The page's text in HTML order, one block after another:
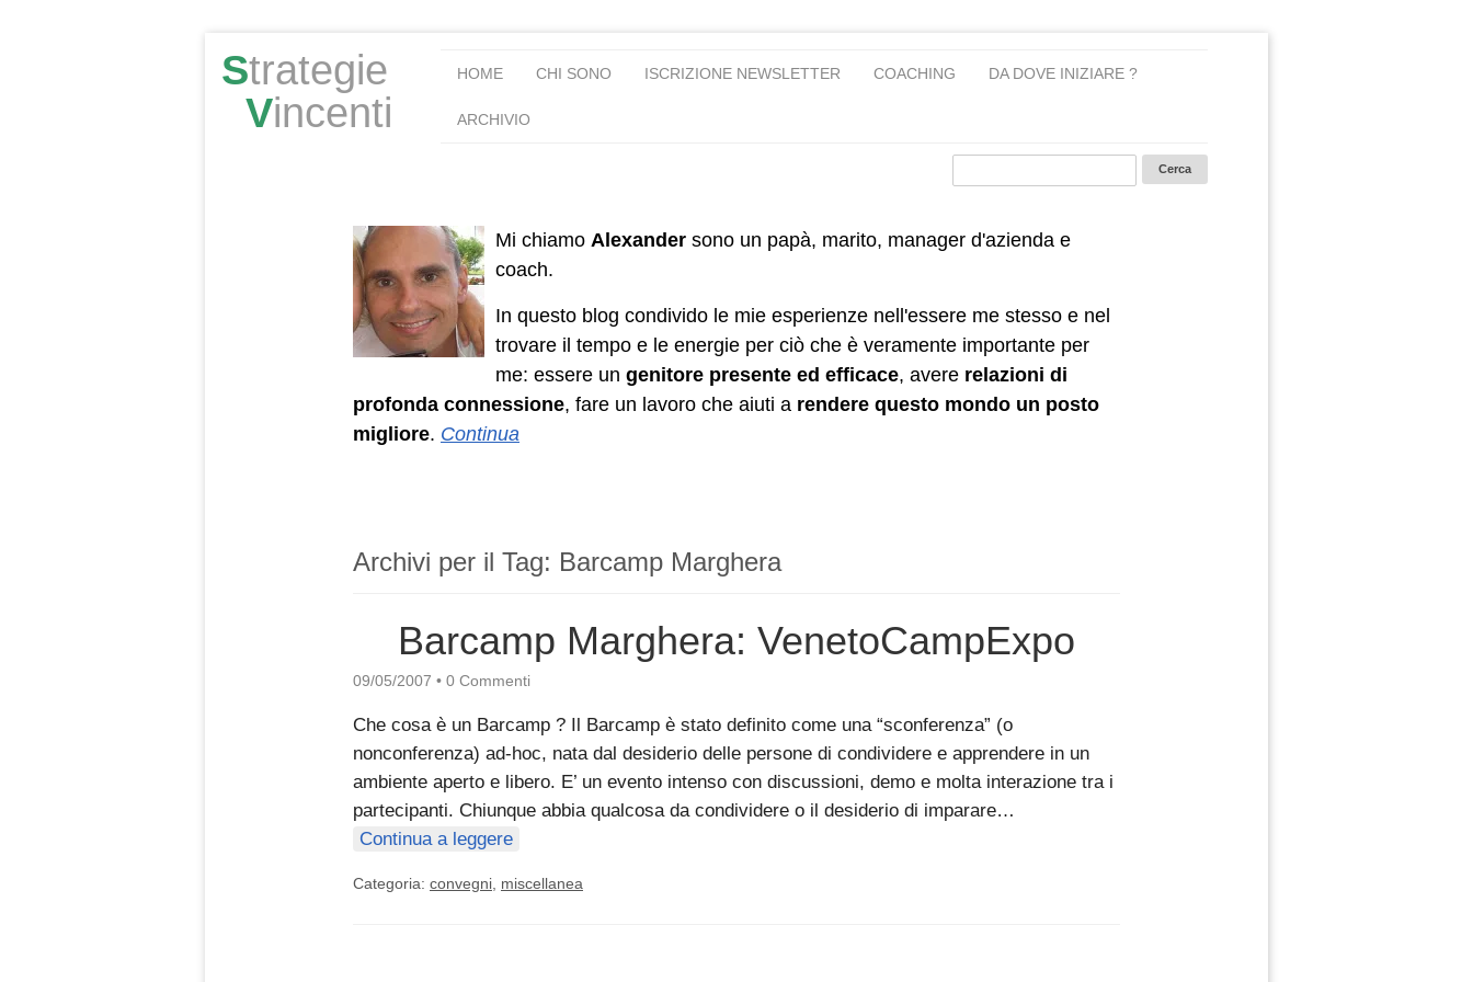
Strategie
Vincenti
HOME CHI SONO ISCRIZIONE NEWSLETTER COACHING DA DOVE INIZIARE ?
ARCHIVIO
Mi chiamo Alexander sono un papà, marito, manager d'azienda e
coach.
In questo blog condivido le mie esperienze nell'essere me stesso e nel
trovare il tempo e le energie per ciò che è veramente importante per
me: essere un genitore presente ed efficace, avere relazioni di
profonda connessione, fare un lavoro che aiuti a rendere questo mondo un posto
migliore. Continua
Archivi per il Tag: Barcamp Marghera
Barcamp Marghera: VenetoCampExpo
09/05/2007 • 0 Commenti
Che cosa è un Barcamp ? Il Barcamp è stato definito come una “sconferenza” (o
nonconferenza) ad-hoc, nata dal desiderio delle persone di condividere e apprendere in un
ambiente aperto e libero. E’ un evento intenso con discussioni, demo e molta interazione tra i
partecipanti. Chiunque abbia qualcosa da condividere o il desiderio di imparare…
Continua a leggere
Categoria: convegni miscellanea